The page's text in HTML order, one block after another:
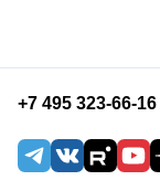
+7 495 323-66-16